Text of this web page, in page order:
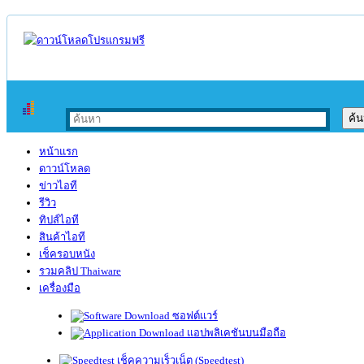
หน้าแรก
ดาวน์โหลด
ข่าวไอที
รีวิว
ทิปส์ไอที
สินค้าไอที
เช็ครอบหนัง
รวมคลิป Thaiware
เครื่องมือ
ซอฟต์แวร์
แอปพลิเคชันบนมือถือ
เช็คความเร็วเน็ต (Speedtest)